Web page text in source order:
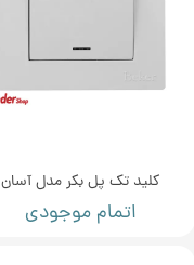
کلید تک پل بکر مدل آسان
اتمام موجودی